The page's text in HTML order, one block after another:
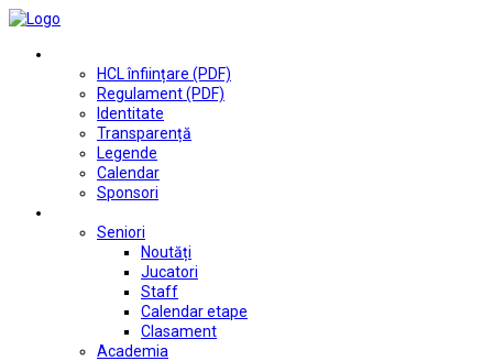
HCL înființare (PDF)
Regulament (PDF)
Identitate
Transparență
Legende
Calendar
Sponsori
Seniori
Noutăți
Jucatori
Staff
Calendar etape
Clasament
Academia